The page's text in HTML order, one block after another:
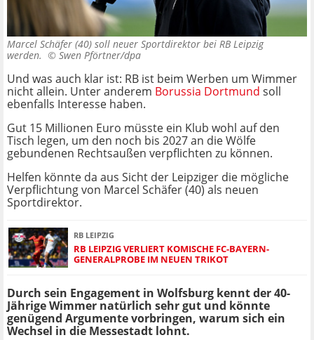
Marcel Schäfer (40) soll neuer Sportdirektor bei RB Leipzig
werden. © Swen Pförtner/dpa
Und was auch klar ist: RB ist beim Werben um Wimmer
nicht allein. Unter anderem Borussia Dortmund soll
ebenfalls Interesse haben.
Gut 15 Millionen Euro müsste ein Klub wohl auf den
Tisch legen, um den noch bis 2027 an die Wölfe
gebundenen Rechtsaußen verpflichten zu können.
Helfen könnte da aus Sicht der Leipziger die mögliche
Verpflichtung von Marcel Schäfer (40) als neuen
Sportdirektor.
RB LEIPZIG
RB LEIPZIG VERLIERT KOMISCHE FC-BAYERN-
GENERALPROBE IM NEUEN TRIKOT
Durch sein Engagement in Wolfsburg kennt der 40-
Jährige Wimmer natürlich sehr gut und könnte
genügend Argumente vorbringen, warum sich ein
Wechsel in die Messestadt lohnt.